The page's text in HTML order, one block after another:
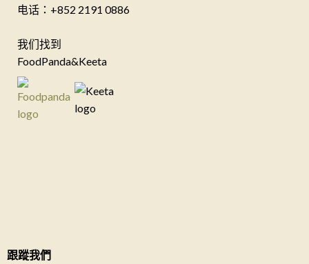
电话：+852 2191 0886
我们找到
FoodPanda&Keeta
跟蹤我們